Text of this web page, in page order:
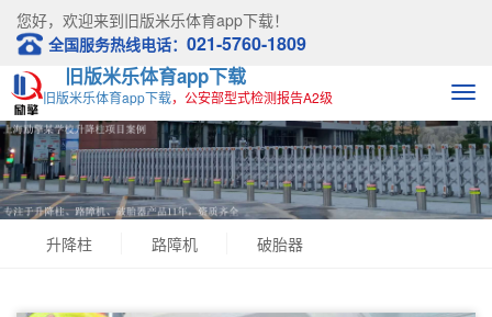
您好，欢迎来到旧版米乐体育app下载！
全国服务热线电话： 021-5760-1809
旧版米乐体育app下载
旧版米乐体育app下载，公安部型式检测报告A2级
升降柱 路障机 破胎器